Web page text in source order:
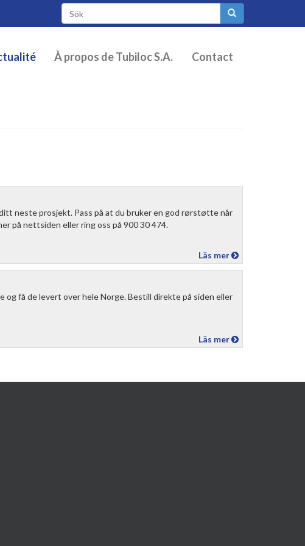
Sökformulär
À propos de Tubiloc S.A. Contact
neste prosjekt. Pass på at du bruker en god rørstøtte når
på nettsiden eller ring oss på 900 30 474.
Läs mer
få de levert over hele Norge. Bestill direkte på siden eller
Läs mer